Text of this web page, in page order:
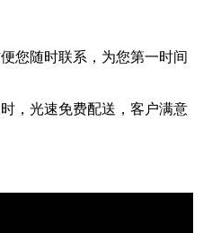
您随时联系，为您第一时间
，光速免费配送，客户满意